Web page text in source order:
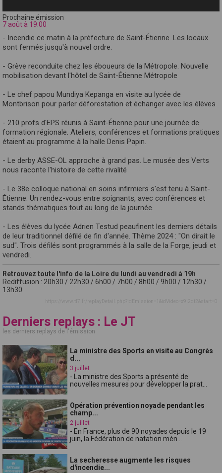
Prochaine émission
7 août à 19:00
- Incendie ce matin à la préfecture de Saint-Étienne. Les locaux
sont fermés jusqu'à nouvel ordre.
- Grève reconduite chez les éboueurs de la Métropole. Nouvelle
mobilisation devant l'hôtel de Saint-Étienne Métropole
- Le chef papou Mundiya Kepanga en visite au lycée de
Montbrison pour parler déforestation et échanger avec les élèves
- 210 profs d'EPS réunis à Saint-Étienne pour une journée de
formation régionale. Ateliers, conférences et formations pratiques
étaient au programme à la halle Denis Papin.
- Le derby ASSE-OL approche à grand pas. Le musée des Verts
nous raconte l'histoire de cette rivalité
- Le 38e colloque national en soins infirmiers s'est tenu à Saint-
Étienne. Un rendez-vous entre soignants, avec conférences et
stands thématiques tout au long de la journée.
- Les élèves du lycée Adrien Testud peaufinent les derniers détails
de leur traditionnel défilé de fin d'année. Thème 2024 : "On dirait le
sud". Trois défilés sont programmés à la salle de la Forge, jeudi et
vendredi.
Retrouvez toute l'info de la Loire du lundi au vendredi à 19h
Rediffusion : 20h30 / 22h30 / 6h00 / 7h00 / 8h00 / 9h00 / 12h30 /
13h30
Derniers replays : Le JT
les derniers replays de l'émission
La ministre des Sports en visite au Congrès
d...
3 juillet
- La ministre des Sports a présenté de
nouvelles mesures pour développer la prat...
Opération prévention noyade pendant les
champ...
2 juillet
- En France, plus de 90 noyades depuis le 19
juin, la Fédération de natation mèn...
La secheresse augmente les risques
d'incendie...